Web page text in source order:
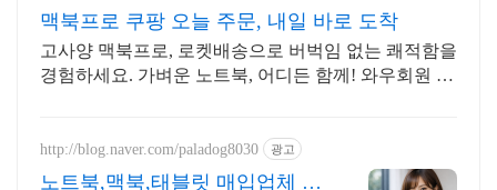
맥북프로 쿠팡 오늘 주문, 내일 바로 도착
고사양 맥북프로, 로켓배송으로 버벅임 없는 쾌적함을
경험하세요. 가벼운 노트북, 어디든 함께! 와우회원 무
http://blog.naver.com/paladog8030 광고
노트북,맥북,태블릿 매입업체 저